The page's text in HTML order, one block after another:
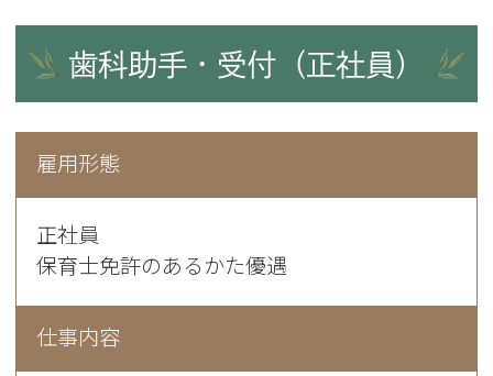
歯科助手・受付（正社員）
雇用形態
正社員
保育士免許のあるかた優遇
仕事内容